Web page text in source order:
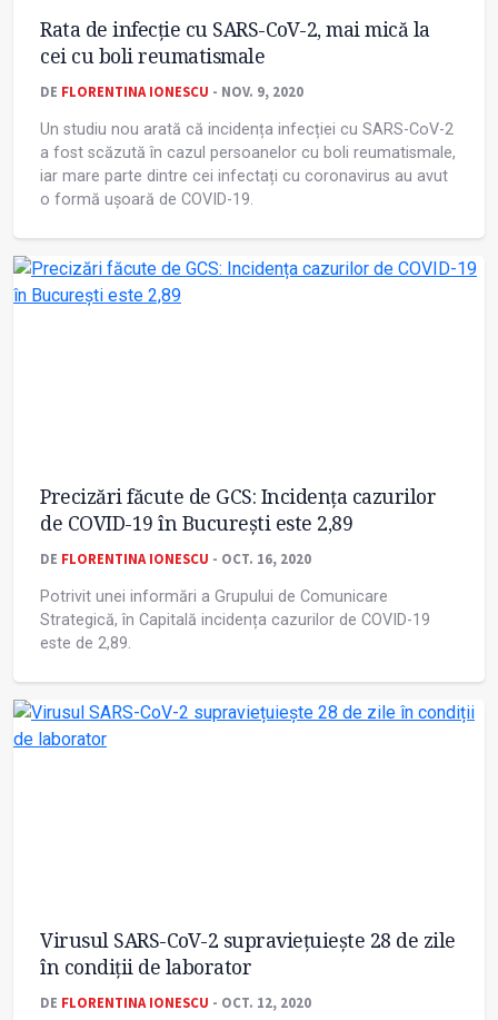
Rata de infecție cu SARS-CoV-2, mai mică la
cei cu boli reumatismale
DE FLORENTINA IONESCU - NOV. 9, 2020
Un studiu nou arată că incidența infecției cu SARS-CoV-2
a fost scăzută în cazul persoanelor cu boli reumatismale,
iar mare parte dintre cei infectați cu coronavirus au avut
o formă ușoară de COVID-19.
Precizări făcute de GCS: Incidența cazurilor
de COVID-19 în București este 2,89
DE FLORENTINA IONESCU - OCT. 16, 2020
Potrivit unei informări a Grupului de Comunicare
Strategică, în Capitală incidența cazurilor de COVID-19
este de 2,89.
Virusul SARS-CoV-2 supraviețuiește 28 de zile
în condiții de laborator
DE FLORENTINA IONESCU - OCT. 12, 2020